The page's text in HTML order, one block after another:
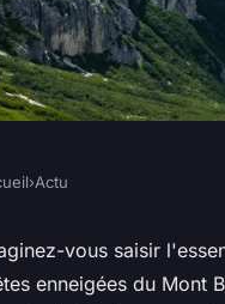
›Actu
vous saisir
enneigées du Mont